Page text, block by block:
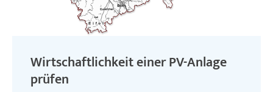
Wirtschaftlichkeit einer PV-Anlage
prüfen